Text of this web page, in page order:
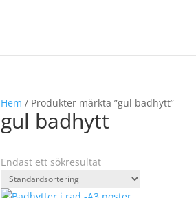
Hem / Produkter märkta ”gul badhytt”
gul badhytt
Endast ett sökresultat